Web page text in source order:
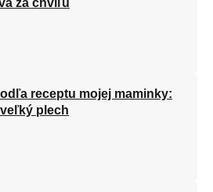
za chvíľu
receptu mojej maminky:
plech